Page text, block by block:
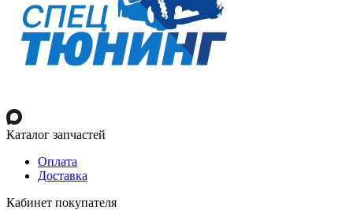
Каталог запчастей
Оплата
Доставка
Кабинет покупателя